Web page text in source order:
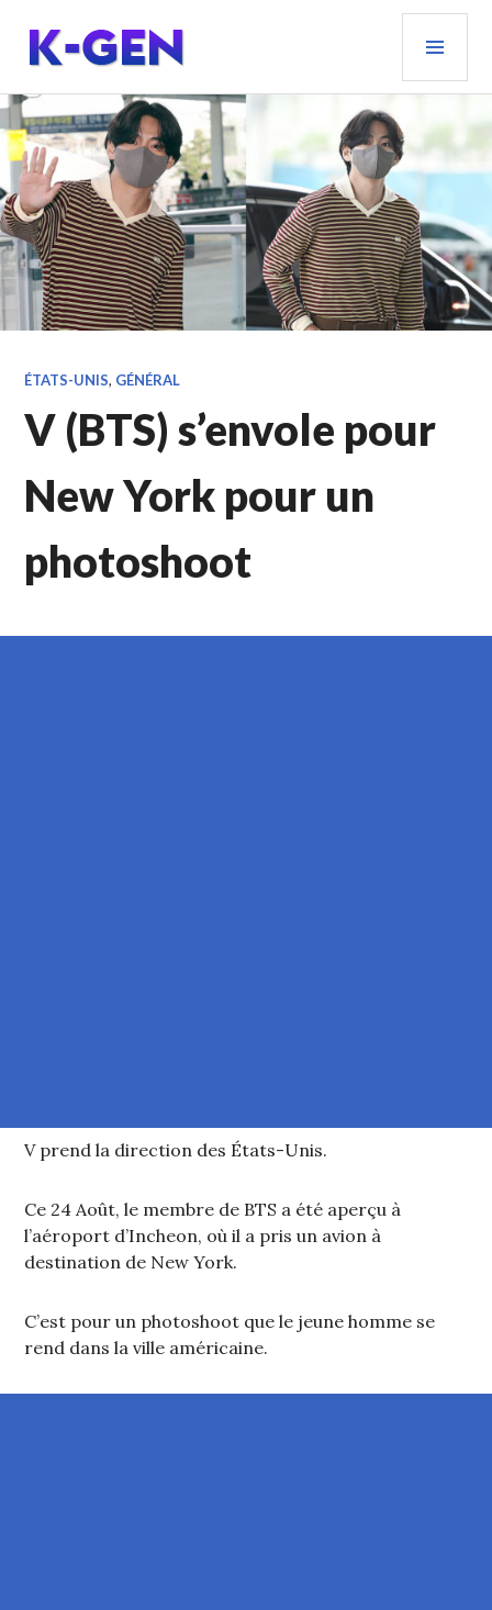
contenu
principal
K-GEN
ÉTATS-UNIS, GÉNÉRAL
V (BTS) s’envole pour
New York pour un
photoshoot
V prend la direction des États-Unis.
Ce 24 Août, le membre de BTS a été aperçu à
l’aéroport d’Incheon, où il a pris un avion à
destination de New York.
C’est pour un photoshoot que le jeune homme se
rend dans la ville américaine.